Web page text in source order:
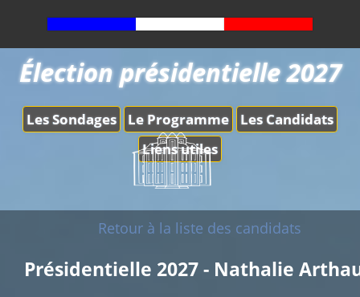
Les Sondages Le Programme
Les Candidats
Liens utiles
Élection présidentielle 2027
Retour à la liste des candidats
Présidentielle 2027 - Nathalie